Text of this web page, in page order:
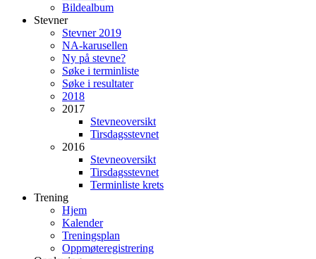
Bildealbum
Stevner
Stevner 2019
NA-karusellen
Ny på stevne?
Søke i terminliste
Søke i resultater
2018
2017
Stevneoversikt
Tirsdagsstevnet
2016
Stevneoversikt
Tirsdagsstevnet
Terminliste krets
Trening
Hjem
Kalender
Treningsplan
Oppmøteregistrering